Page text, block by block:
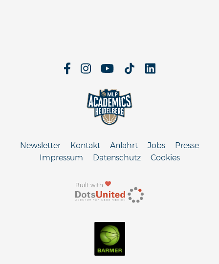
Built with
Newsletter Kontakt Anfahrt Jobs
Presse
Impressum
Datenschutz Cookies